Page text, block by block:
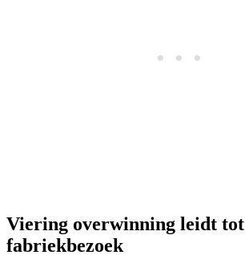
Viering overwinning leidt tot
fabriekbezoek